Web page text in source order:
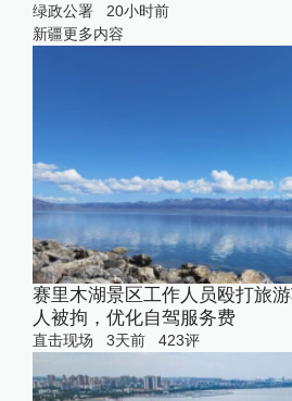
绿政公署
20小时前
新疆更多内容
赛里木湖景区工作人员殴打旅
人被拘，优化自驾服务费
直击现场 3天前 423评